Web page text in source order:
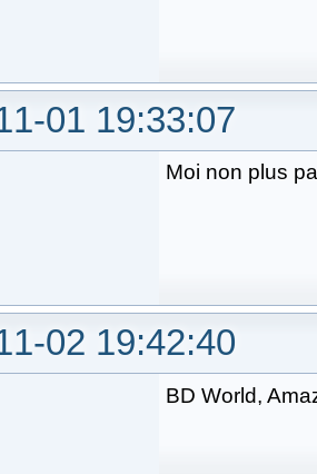
01 19:33:07
Moi non plus
02 19:42:40
BD World,